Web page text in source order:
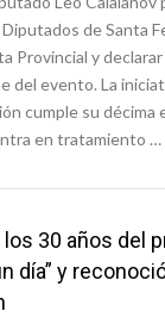
de Santa
Provincial y
del evento. La
cumple su décima
en tratamiento …
30 años del
día” y